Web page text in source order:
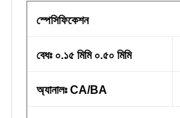
স্পেসিফিকেশন
বেধঃ ০.১৫ মিমি ০.৫০ মিমি
অ্যানালঃ CA/BA